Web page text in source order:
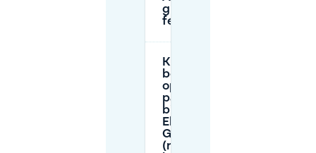
gratis op
feestdagen?
Kunnen
bezoekers
op straat
parkeren
bij het
Elfde
Gebod
(regels in